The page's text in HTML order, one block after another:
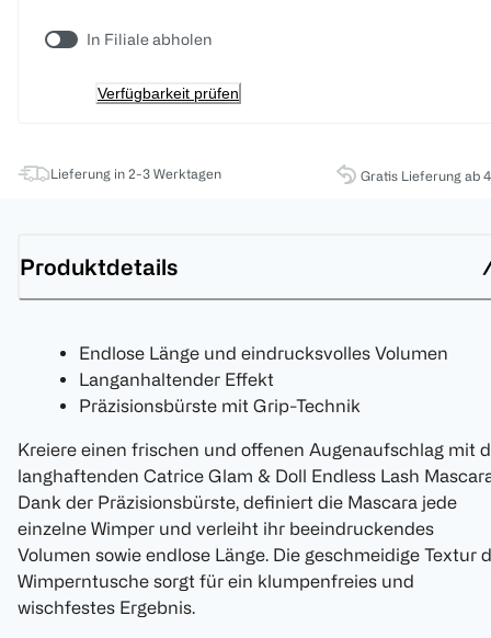
In Filiale abholen
Verfügbarkeit prüfen
Lieferung in 2-3 Werktagen Gratis Lieferung ab
Produktdetails
Endlose Länge und eindrucksvolles Volumen
Langanhaltender Effekt
Präzisionsbürste mit Grip-Technik
Kreiere einen frischen und offenen Augenaufschlag mit
langhaftenden Catrice Glam & Doll Endless Lash
Dank der Präzisionsbürste, definiert die Mascara jede
einzelne Wimper und verleiht ihr beeindruckendes
Volumen sowie endlose Länge. Die geschmeidige Textur
Wimperntusche sorgt für ein klumpenfreies und
wischfestes Ergebnis.